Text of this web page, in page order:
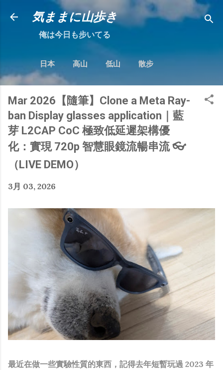
跳到主要內容
気ままに山歩き
俺は今日も步いてる
日本 高山 低山 散步
Mar 2026【隨筆】Clone a Meta Ray-
ban Display glasses application｜藍
芽 L2CAP CoC 極致低延遲架構優
化：實現 720p 智慧眼鏡流暢串流 👓
（LIVE DEMO）
3月 03, 2026
最近在做一些實驗性質的東西，記得去年短暫玩過 2023 年